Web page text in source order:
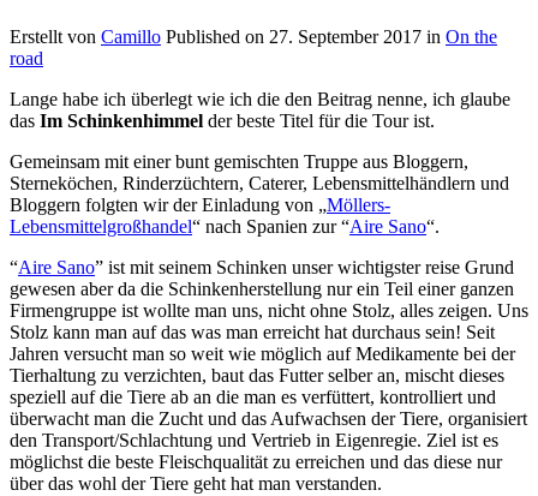
Erstellt von Camillo Published on 27. September 2017 in On the
road
Lange habe ich überlegt wie ich die den Beitrag nenne, ich glaube
das Im Schinkenhimmel der beste Titel für die Tour ist.
Gemeinsam mit einer bunt gemischten Truppe aus Bloggern,
Sterneköchen, Rinderzüchtern, Caterer, Lebensmittelhändlern und
Bloggern folgten wir der Einladung von „Möllers-
Lebensmittelgroßhandel“ nach Spanien zur “Aire Sano“.
“Aire Sano” ist mit seinem Schinken unser wichtigster reise Grund
gewesen aber da die Schinkenherstellung nur ein Teil einer ganzen
Firmengruppe ist wollte man uns, nicht ohne Stolz, alles zeigen. Uns
Stolz kann man auf das was man erreicht hat durchaus sein! Seit
Jahren versucht man so weit wie möglich auf Medikamente bei der
Tierhaltung zu verzichten, baut das Futter selber an, mischt dieses
speziell auf die Tiere ab an die man es verfüttert, kontrolliert und
überwacht man die Zucht und das Aufwachsen der Tiere, organisiert
den Transport/Schlachtung und Vertrieb in Eigenregie. Ziel ist es
möglichst die beste Fleischqualität zu erreichen und das diese nur
über das wohl der Tiere geht hat man verstanden.